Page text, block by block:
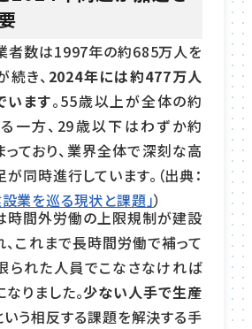
者数は1997年の約685万人を
き、 2024年には約477万人
います。55歳以上が全体の約
一方、29歳以下はわずか約
ており、業界全体で深刻な高
同時進行しています。（出典：
業を巡る現状と課題」）
時間外労働の上限規制が建設
これまで長時間労働で補って
られた人員でこなさなければ
りました。少ない人手で生産
いう相反する課題を解決する手